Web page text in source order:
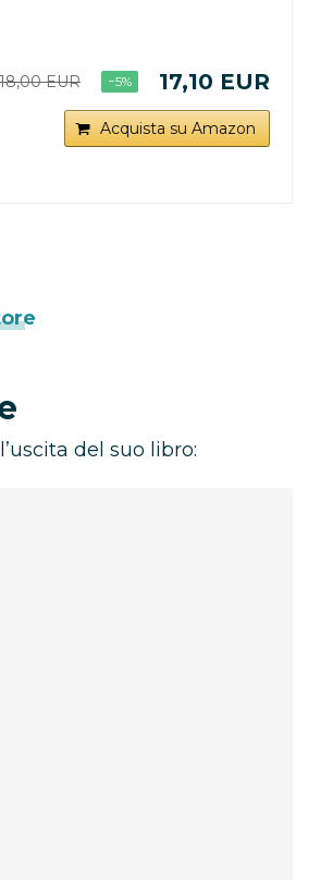
18,00 EUR −5% 17,10 EUR
Acquista su Amazon
del suo libro: